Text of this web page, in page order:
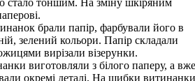
брали папір, фарбували його в
зелений кольори. Папір складали
вирізали візерунки.
виготовляли з білого паперу, а вже
окремі деталі. На шибки витинанки